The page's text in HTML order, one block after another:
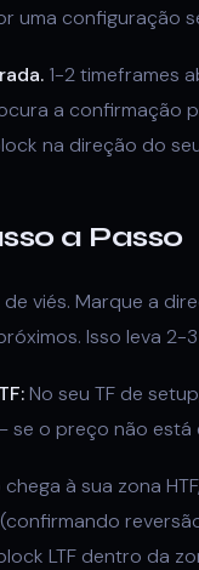
uma configuração
1-2 timeframes
a confirmação
na direção do seu
a Passo
viés. Marque a
Isso leva 2-
No seu TF de
o preço não está
à sua zona
LTF dentro da